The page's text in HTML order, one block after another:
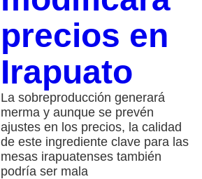
precios en
Irapuato
La sobreproducción generará
merma y aunque se prevén
ajustes en los precios, la calidad
de este ingrediente clave para las
mesas irapuatenses también
podría ser mala